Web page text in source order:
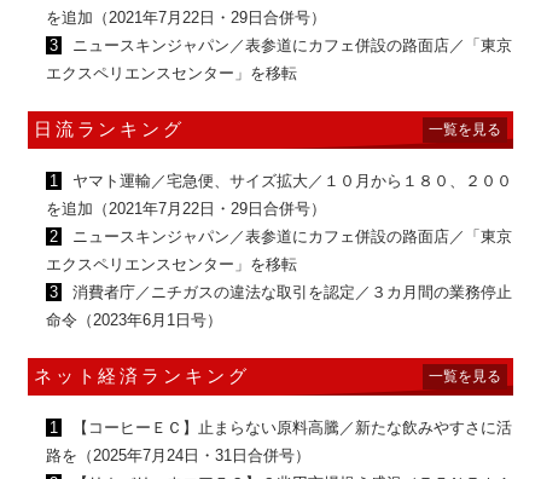
を追加（2021年7月22日・29日合併号）
3
ニュースキンジャパン／表参道にカフェ併設の路面店／「東京
エクスペリエンスセンター」を移転
日流ランキング 一覧を見る
1
ヤマト運輸／宅急便、サイズ拡大／１０月から１８０、２００
を追加（2021年7月22日・29日合併号）
2
ニュースキンジャパン／表参道にカフェ併設の路面店／「東京
エクスペリエンスセンター」を移転
3
消費者庁／ニチガスの違法な取引を認定／３カ月間の業務停止
命令（2023年6月1日号）
ネット経済ランキング 一覧を見る
1
【コーヒーＥＣ】止まらない原料高騰／新たな飲みやすさに活
路を（2025年7月24日・31日合併号）